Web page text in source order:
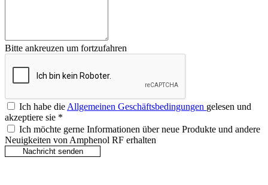
Bitte ankreuzen um fortzufahren
Ich habe die Allgemeinen Geschäftsbedingungen gelesen und
akzeptiere sie *
Ich möchte gerne Informationen über neue Produkte und andere
Neuigkeiten von Amphenol RF erhalten